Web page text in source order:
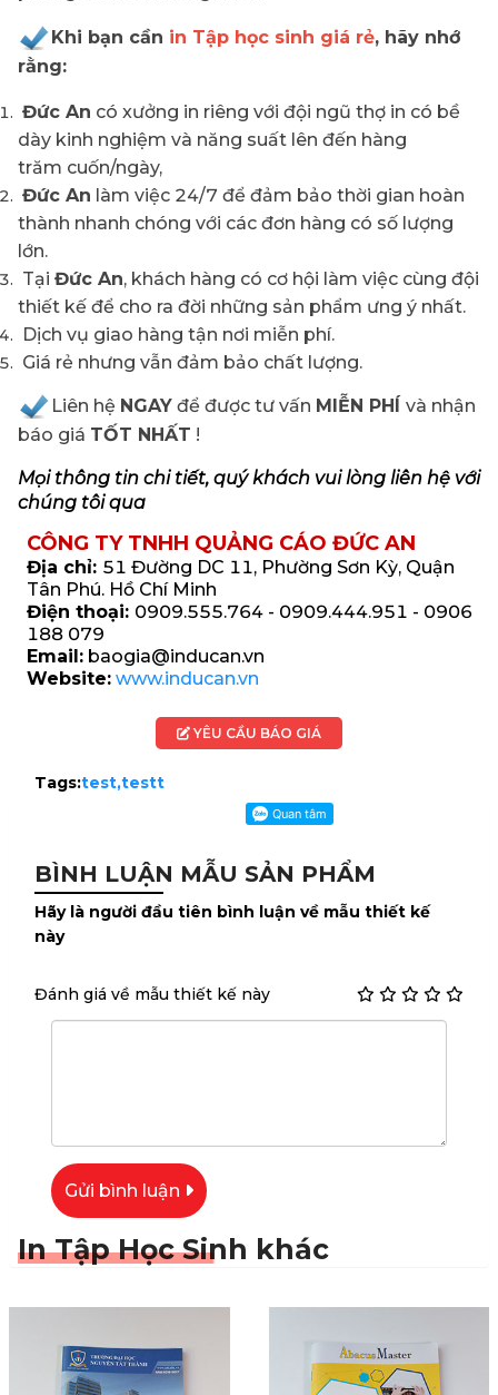
Khi bạn cần in Tập học sinh giá rẻ, hãy nhớ
rằng:
Đức An có xưởng in riêng với đội ngũ thợ in có bề
dày kinh nghiệm và năng suất lên đến hàng
trăm cuốn/ngày,
Đức An làm việc 24/7 để đảm bảo thời gian hoàn
thành nhanh chóng với các đơn hàng có số lượng
lớn.
Tại Đức An, khách hàng có cơ hội làm việc cùng đội
thiết kế để cho ra đời những sản phẩm ưng ý nhất.
Dịch vụ giao hàng tận nơi miễn phí.
Giá rẻ nhưng vẫn đảm bảo chất lượng.
Liên hệ NGAY để được tư vấn MIỄN PHÍ và nhận
báo giá TỐT NHẤT !
Mọi thông tin chi tiết, quý khách vui lòng liên hệ với
chúng tôi qua
CÔNG TY TNHH QUẢNG CÁO ĐỨC AN
Địa chỉ: 51 Đường DC 11, Phường Sơn Kỳ, Quận
Tân Phú. Hồ Chí Minh
Điện thoại: 0909.555.764 - 0909.444.951 - 0906
188 079
Email: baogia@inducan.vn
Website: www.inducan.vn
YÊU CẦU BÁO GIÁ
Tags:test,testt
BÌNH LUẬN MẪU SẢN PHẨM
Hãy là người đầu tiên bình luận về mẫu thiết kế
này
Đánh giá về mẫu thiết kế này
Gửi bình luận
In Tập Học Sinh khác